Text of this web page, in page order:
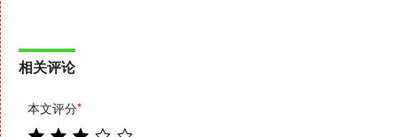
相关评论
本文评分*